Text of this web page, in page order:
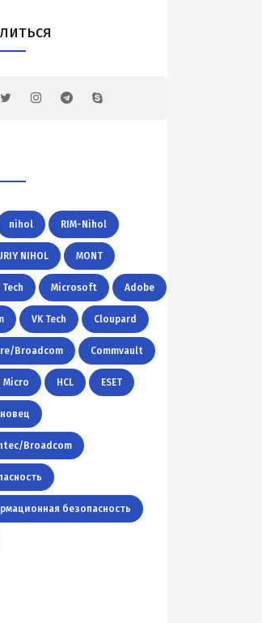
nihol RIM-Nihol
NIHOL MONT
Tech Microsoft Adobe
VK Tech Cloupard
Broadcom Commvault
Micro HCL ESET
Broadcom
безопасность